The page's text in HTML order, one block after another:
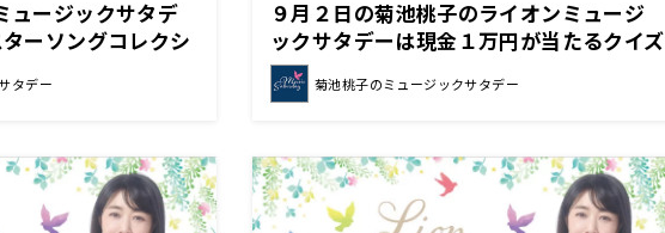
ュージックサタデ
ーソングコレクシ
！
タデー
９月２日の菊池桃子のライオンミュージ
ックサタデーは現金１万円が当たるクイズ
を開催♪
菊池桃子のミュージックサタデー